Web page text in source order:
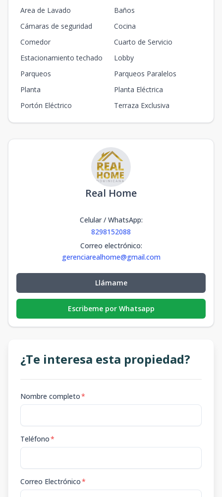
Area de Lavado
Baños
Cámaras de seguridad
Cocina
Comedor
Cuarto de Servicio
Estacionamiento techado
Lobby
Parqueos
Parqueos Paralelos
Planta
Planta Eléctrica
Portón Eléctrico
Terraza Exclusiva
Real Home
Celular / WhatsApp:
8298152088
Correo electrónico:
gerenciarealhome@gmail.com
Llámame
Escribeme por Whatsapp
¿Te interesa esta propiedad?
Nombre completo*
Teléfono*
Correo Electrónico*